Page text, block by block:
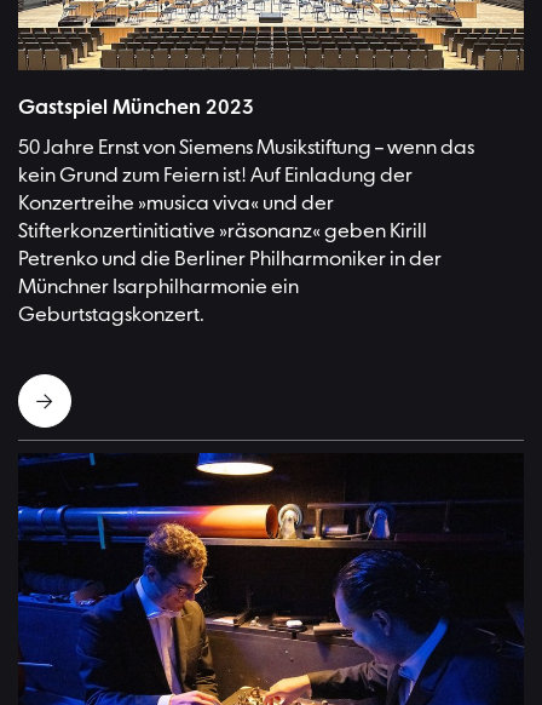
Gastspiel München 2023
50 Jahre Ernst von Siemens Musikstiftung – wenn das
kein Grund zum Feiern ist! Auf Einladung der
Konzertreihe »musica viva« und der
Stifterkonzertinitiative »räsonanz« geben Kirill
Petrenko und die Berliner Philharmoniker in der
Münchner Isarphilharmonie ein
Geburtstagskonzert.